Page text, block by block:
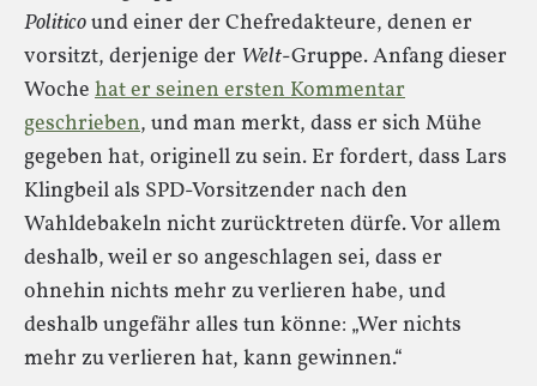
Politicound einer der Chefredakteure, denen er
vorsitzt, derjenige der Welt-Gruppe. Anfang dieser
Woche hat er seinen ersten Kommentar
geschrieben, und man merkt, dass er sich Mühe
gegeben hat, originell zu sein. Er fordert, dass Lars
Klingbeil als SPD-Vorsitzender nach den
Wahldebakeln nicht zurücktreten dürfe. Vor allem
deshalb, weil er so angeschlagen sei, dass er
ohnehin nichts mehr zu verlieren habe, und
deshalb ungefähr alles tun könne: „Wer nichts
mehr zu verlieren hat, kann gewinnen.“